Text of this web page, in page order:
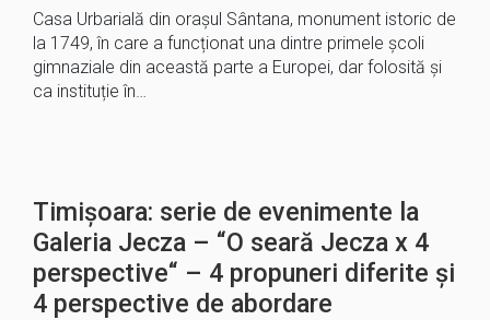
Casa Urbarială din orașul Sântana, monument istoric de
la 1749, în care a funcționat una dintre primele școli
gimnaziale din această parte a Europei, dar folosită și
ca instituție în…
Timișoara: serie de evenimente la
Galeria Jecza – “O seară Jecza x 4
perspective“ – 4 propuneri diferite și
4 perspective de abordare